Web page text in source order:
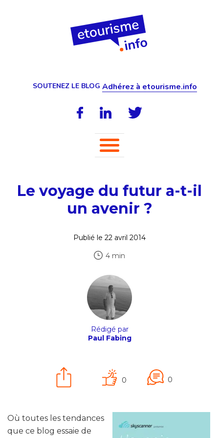
SOUTENEZ LE BLOG Adhérez à etourisme.info
Le voyage du futur a-t-il
un avenir ?
Publié le 22 avril 2014
4 min
Rédigé par
Paul Fabing
0 0
Où toutes les tendances
que ce blog essaie de